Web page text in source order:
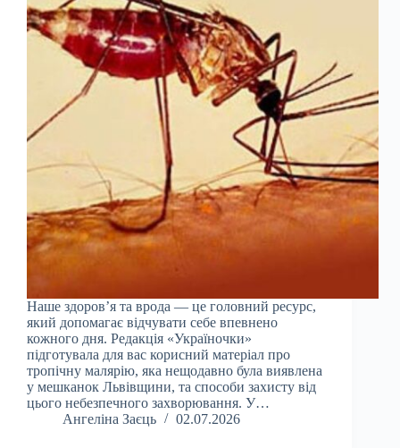
Наше здоров’я та врода — це головний ресурс,
який допомагає відчувати себе впевнено
кожного дня. Редакція «Україночки»
підготувала для вас корисний матеріал про
тропічну малярію, яка нещодавно була виявлена
у мешканок Львівщини, та способи захисту від
цього небезпечного захворювання. У…
Ангеліна Заєць
02.07.2026